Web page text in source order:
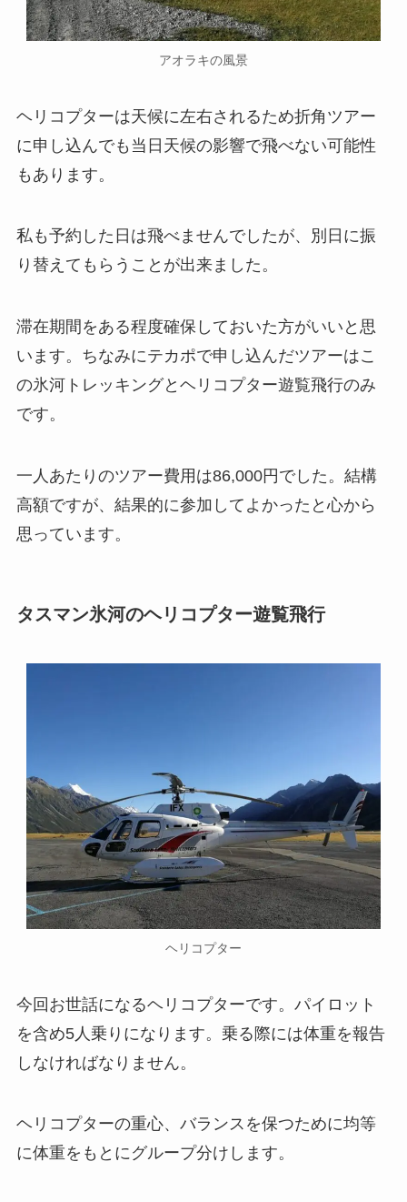
アオラキの風景
ヘリコプターは天候に左右されるため折角ツアー
に申し込んでも当日天候の影響で飛べない可能性
もあります。
私も予約した日は飛べませんでしたが、別日に振
り替えてもらうことが出来ました。
滞在期間をある程度確保しておいた方がいいと思
います。ちなみにテカポで申し込んだツアーはこ
の氷河トレッキングとヘリコプター遊覧飛行のみ
です。
一人あたりのツアー費用は86,000円でした。結構
高額ですが、結果的に参加してよかったと心から
思っています。
タスマン氷河のヘリコプター遊覧飛行
ヘリコプター
今回お世話になるヘリコプターです。パイロット
を含め5人乗りになります。乗る際には体重を報告
しなければなりません。
ヘリコプターの重心、バランスを保つために均等
に体重をもとにグループ分けします。